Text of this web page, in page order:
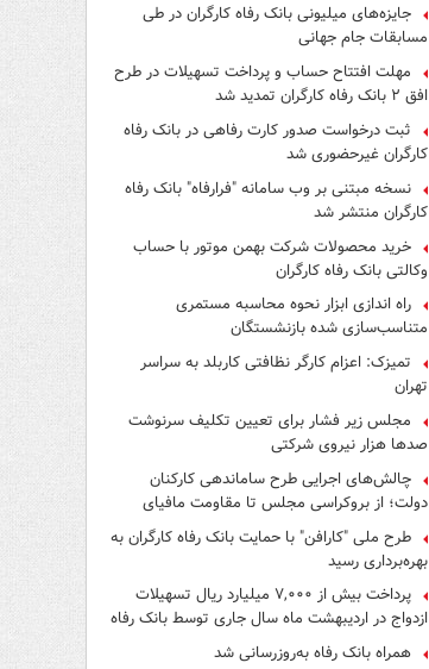
جایزه‌های میلیونی بانک رفاه کارگران در طی
مسابقات جام جهانی
مهلت افتتاح حساب و پرداخت تسهیلات در طرح
افق ۲ بانک رفاه کارگران تمدید شد
ثبت درخواست صدور کارت رفاهی در بانک رفاه
کارگران غیرحضوری شد
نسخه مبتنی بر وب سامانه "فرارفاه" بانک رفاه
کارگران منتشر شد
خرید محصولات شرکت بهمن موتور با حساب
وکالتی بانک رفاه کارگران
راه اندازی ابزار نحوه محاسبه مستمری
متناسب‌سازی شده بازنشستگان
تمیزک: اعزام کارگر نظافتی کاربلد به سراسر
تهران
مجلس زیر فشار برای تعیین تکلیف سرنوشت
صدها هزار نیروی شرکتی
چالش‌های اجرایی طرح ساماندهی کارکنان
دولت؛ از بروکراسی مجلس تا مقاومت مافیای
واسطه‌گری
طرح ملی "کارافن" با حمایت بانک رفاه کارگران به
بهره‌برداری رسید
پرداخت بیش از ۷,۰۰۰ میلیارد ریال تسهیلات
ازدواج در اردیبهشت ماه سال جاری توسط بانک رفاه
کارگران
همراه بانک رفاه به‌روزرسانی شد